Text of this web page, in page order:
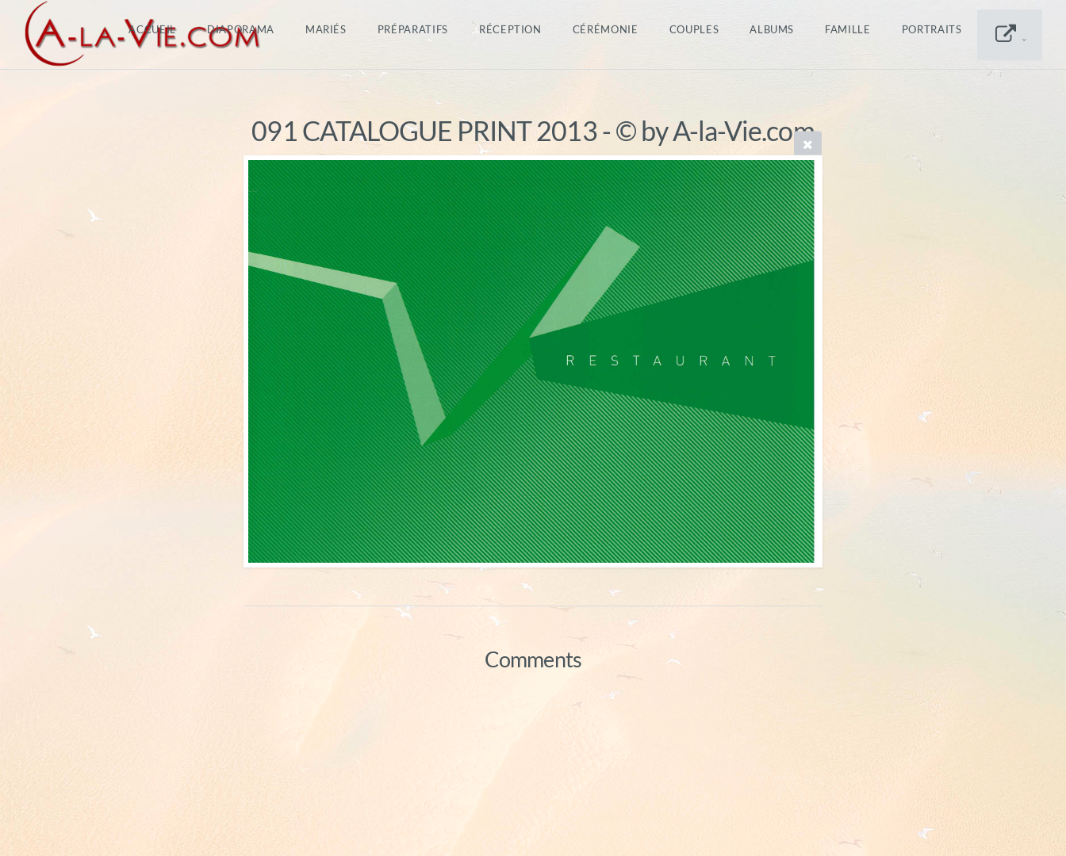
ACCUEIL DIAPORAMA MARIÉS PRÉPARATIFS RÉCEPTION CÉRÉMONIE COUPLES ALBUMS FAMILLE PORTRAITS
091 CATALOGUE PRINT 2013 - © by A-la-Vie.com